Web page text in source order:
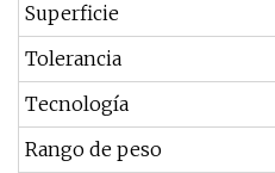
Superficie
Tolerancia
Tecnología
Rango de peso